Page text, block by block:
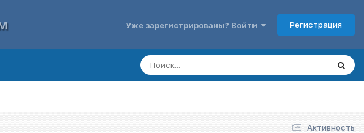
Уже зарегистрированы? Войти Регистрация
Активность